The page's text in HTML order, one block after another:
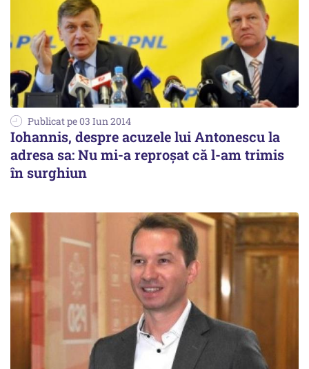
Publicat pe 03 Iun 2014
Iohannis, despre acuzele lui Antonescu la
adresa sa: Nu mi-a reproşat că l-am trimis
în surghiun